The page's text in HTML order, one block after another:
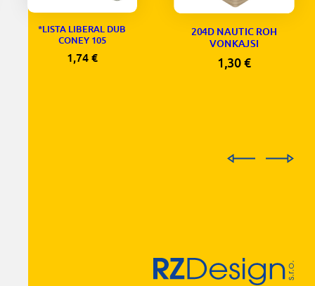
*LISTA LIBERAL DUB
CONEY 105
1,74 €
204D NAUTIC ROH
VONKAJSI
1,30€